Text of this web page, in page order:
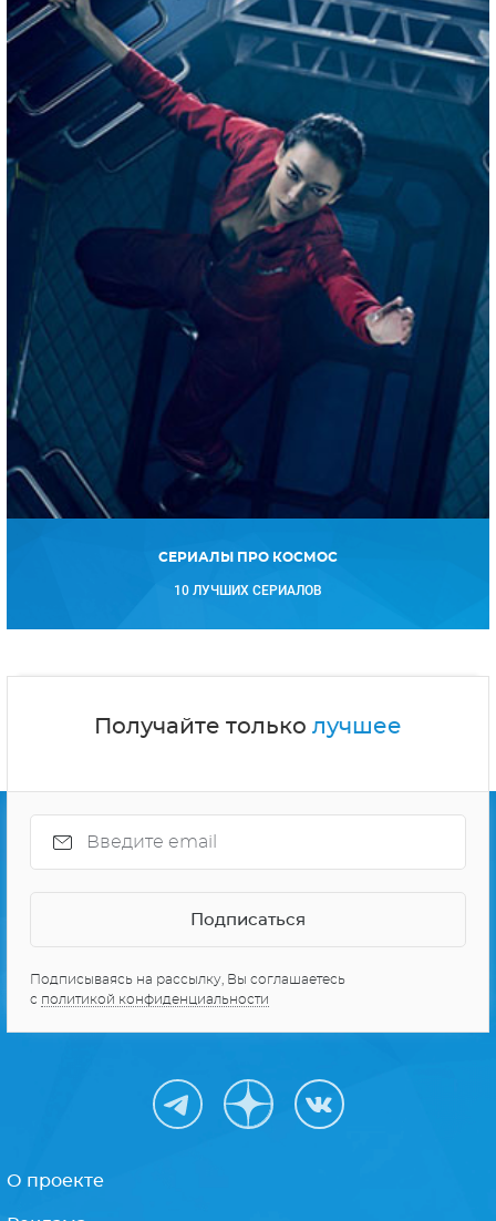
СЕРИАЛЫ ПРО КОСМОС
10 ЛУЧШИХ СЕРИАЛОВ
Получайте только лучшее
Подписываясь на рассылку, Вы соглашаетесь
с политикой конфиденциальности
О проекте